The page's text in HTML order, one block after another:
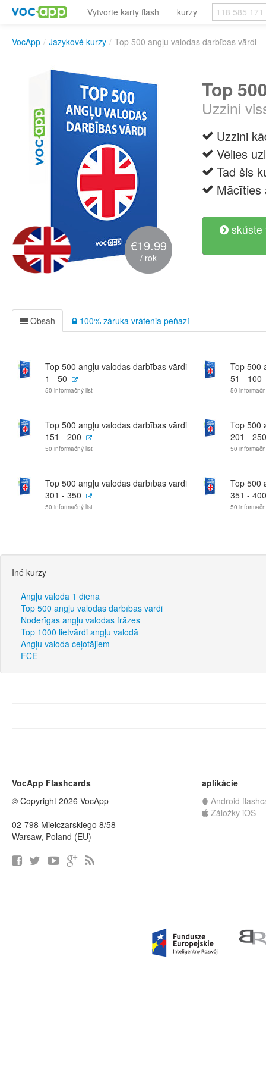
Vytvorte karty flash kurzy
VocApp / Jazykové kurzy / Top 500 angļu valodas darbības vārdi
€19.99
/ rok
Top
Uzzini
Uzzini
Vēlies
Tad šis
Mācīties
skúste
Obsah 100% záruka vrátenia peňazí
Top 500 angļu valodas darbības vārdi
1 - 50
50 informačný list
Top 500
51 - 100
50
Top 500 angļu valodas darbības vārdi
151 - 200
50 informačný list
Top 500
201 - 250
50
Top 500 angļu valodas darbības vārdi
301 - 350
50 informačný list
Top 500
351 - 400
50
Iné kurzy
Angļu valoda 1 dienā
Top 500 angļu valodas darbības vārdi
Noderīgas angļu valodas frāzes
Top 1000 lietvārdi angļu valodā
Angļu valoda ceļotājiem
FCE
VocApp Flashcards
© Copyright 2026 VocApp
02-798 Mielczarskiego 8/58
Warsaw, Poland (EU)
aplikácie
Android
Záložky iOS